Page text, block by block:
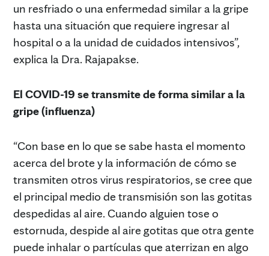
un resfriado o una enfermedad similar a la gripe
hasta una situación que requiere ingresar al
hospital o a la unidad de cuidados intensivos”,
explica la Dra. Rajapakse.
El COVID-19 se transmite de forma similar a la
gripe (influenza)
“Con base en lo que se sabe hasta el momento
acerca del brote y la información de cómo se
transmiten otros virus respiratorios, se cree que
el principal medio de transmisión son las gotitas
despedidas al aire. Cuando alguien tose o
estornuda, despide al aire gotitas que otra gente
puede inhalar o partículas que aterrizan en algo